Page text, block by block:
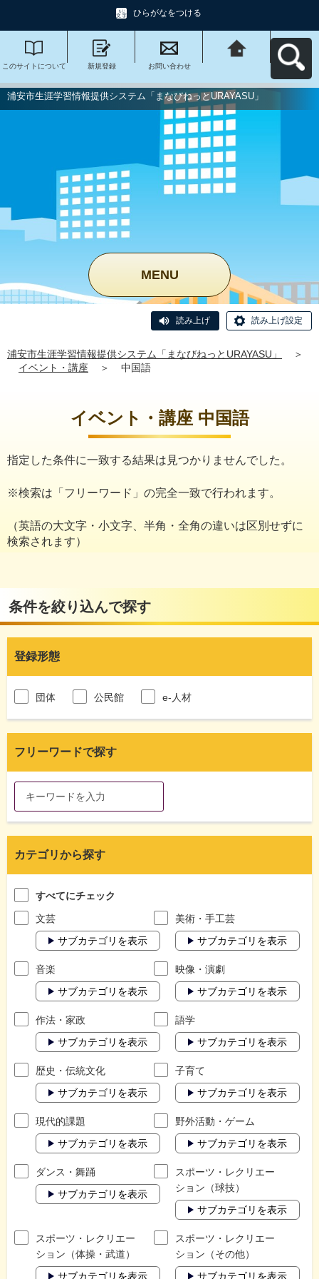
ひらがなをつける
このサイトについて 新規登録 お問い合わせ
びねっと
URAYASU」へ戻る
浦安市生涯学習情報提供システム「まなびねっとURAYASU」
MENU
読み上げ 読み上げ設定
浦安市生涯学習情報提供システム「まなびねっとURAYASU」
＞
イベント・講座
＞ 中国語
イベント・講座 中国語
指定した条件に一致する結果は見つかりませんでした。
※検索は「フリーワード」の完全一致で行われます。
（英語の大文字・小文字、半角・全角の違いは区別せずに
検索されます）
条件を絞り込んで探す
登録形態
団体 公民館 e-人材
フリーワードで探す
カテゴリから探す
すべてにチェック
文芸
サブカテゴリを表示
美術・手工芸
サブカテゴリを表示
音楽
サブカテゴリを表示
映像・演劇
サブカテゴリを表示
作法・家政
サブカテゴリを表示
語学
サブカテゴリを表示
歴史・伝統文化
サブカテゴリを表示
子育て
サブカテゴリを表示
現代的課題
サブカテゴリを表示
野外活動・ゲーム
サブカテゴリを表示
ダンス・舞踊
サブカテゴリを表示
スポーツ・レクリエー
ション（球技）
サブカテゴリを表示
スポーツ・レクリエー
ション（体操・武道）
サブカテゴリを表示
スポーツ・レクリエー
ション（その他）
サブカテゴリを表示